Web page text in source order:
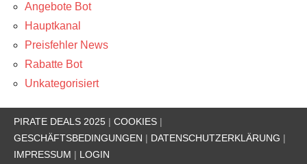
Angebote Bot
Hauptkanal
Preisfehler News
Rabatte Bot
Unkategorisiert
PIRATE DEALS 2025 | COOKIES |
GESCHÄFTSBEDINGUNGEN | DATENSCHUTZERKLÄRUNG |
IMPRESSUM | LOGIN